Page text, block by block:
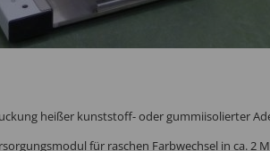
heißer kunststoff- oder gummiisolierter
für raschen Farbwechsel in ca. 2 M